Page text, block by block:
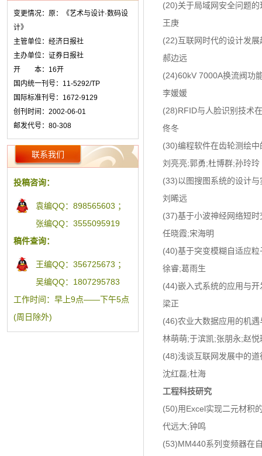
变更情况：原：《艺术与设计·数码设
计》
主管单位：经济日报社
主办单位：证券日报社
开 本：16开
国内统一刊号：11-5292/TP
国际标准刊号：1672-9129
创刊时间：2002-06-01
邮发代号：80-308
联系我们
投稿咨询：
袁编QQ：898565603 ；
张编QQ：3555095919
稿件查询：
王编QQ：356725673 ；
吴编QQ：1807295783
工作时间：早上9点——下午5点
(周日除外)
(20)关于局域网安全问题
王庚
(22)互联网时代的设计发展
郝边远
(24)60kV 7000A换流阀功
李媛媛
(28)RFID与人脸识别技术
佟冬
(30)编程软件在齿轮测绘中
刘亮亮;郭勇;杜博群;孙玲玲
(33)以图搜图系统的设计与
刘晞远
(37)基于小波神经网络短
任晓霞;宋海明
(40)基于突变模糊自适应
徐睿;葛雨生
(44)嵌入式系统的应用与开
梁正
(46)农业大数据应用的机遇
林萌萌;于滨凯;张朋永;赵悦
(48)浅谈互联网发展中的道
沈红磊;杜海
工程科技研究
(50)用Excel实现二元材积
代远大;钟鸣
(53)MM440系列变频器在